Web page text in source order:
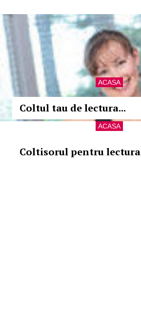
ACASA
Coltul tau de lectura...
ACASA
Coltisorul pentru lectura